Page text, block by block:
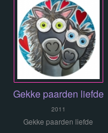
Gekke paarden liefde
2011
Gekke paarden liefde